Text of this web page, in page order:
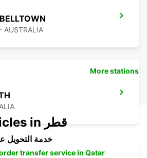
AUSTRALIA
More stations
Our Blog articles in قطر
خدمة التحويل
transfer service in Qatar